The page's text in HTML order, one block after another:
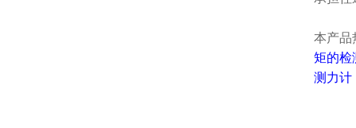
本产品
矩的检
测力计